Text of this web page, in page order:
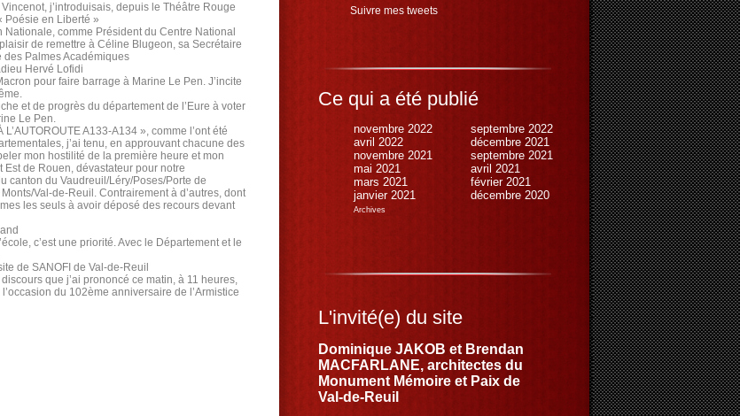
Suivre mes tweets
Ce qui a été publié
novembre 2022
septembre 2022
avril 2022
décembre 2021
novembre 2021
septembre 2021
mai 2021
avril 2021
mars 2021
février 2021
janvier 2021
décembre 2020
Archives
L'invité(e) du site
Dominique JAKOB et Brendan
MACFARLANE, architectes du
Monument Mémoire et Paix de
Val-de-Reuil
j’introduisais, depuis le Théâtre Rouge
Poésie en Liberté »
Nationale, comme Président du Centre National
de remettre à Céline Blugeon, sa Secrétaire
Palmes Académiques
Hervé Lofidi
pour faire barrage à Marine Le Pen. J’incite
et de progrès du département de l’Eure à voter
Le Pen.
A133-A134 », comme l’ont été
j’ai tenu, en approuvant chacune des
mon hostilité de la première heure et mon
de Rouen, dévastateur pour notre
canton du Vaudreuil/Léry/Poses/Porte de
Val-de-Reuil. Contrairement à d’autres, dont
les seuls à avoir déposé des recours devant
c’est une priorité. Avec le Département et le
de SANOFI de Val-de-Reuil
que j’ai prononcé ce matin, à 11 heures,
du 102ème anniversaire de l’Armistice